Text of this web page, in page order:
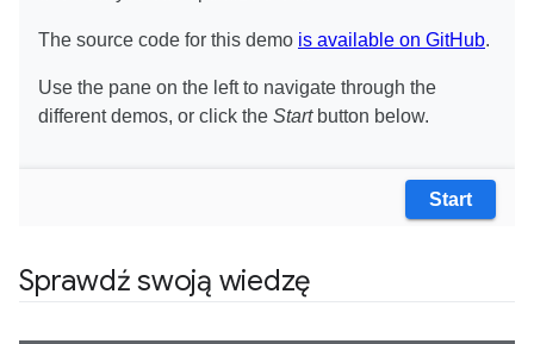
Sprawdź swoją wiedzę